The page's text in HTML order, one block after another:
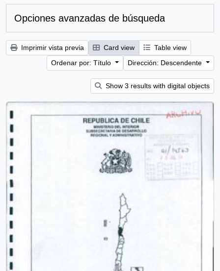
Opciones avanzadas de búsqueda
Imprimir vista previa Card view
Table view
Ordenar por: Título
Dirección: Descendente
Show 3 results with digital objects